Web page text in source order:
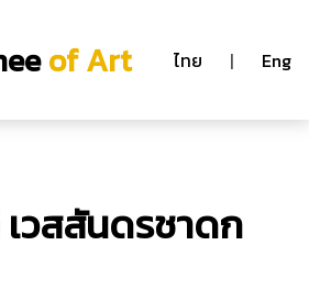
of Art ไทย | Eng
วสสันดรชาดก